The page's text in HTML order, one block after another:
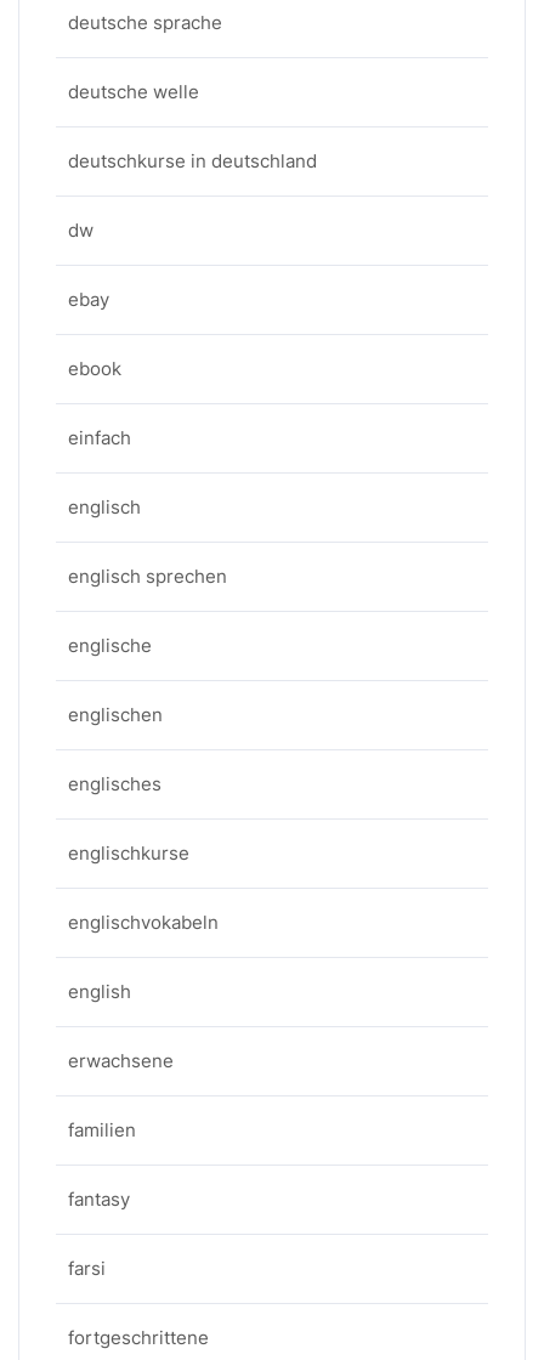
deutsche sprache
deutsche welle
deutschkurse in deutschland
dw
ebay
ebook
einfach
englisch
englisch sprechen
englische
englischen
englisches
englischkurse
englischvokabeln
english
erwachsene
familien
fantasy
farsi
fortgeschrittene